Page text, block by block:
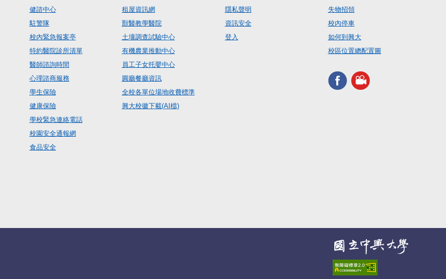
健諮中心
駐警隊
校內緊急報案亭
特約醫院診所清單
醫師諮詢時間
心理諮商服務
學生保險
健康保險
學校緊急連絡電話
校園安全通報網
食品安全
租屋資訊網
獸醫教學醫院
土壤調查試驗中心
有機農業推動中心
員工子女托嬰中心
圓廳餐廳資訊
全校各單位場地收費標準
興大校徽下載(AI檔)
隱私聲明
資訊安全
登入
失物招領
校內停車
如何到興大
校區位置總配置圖